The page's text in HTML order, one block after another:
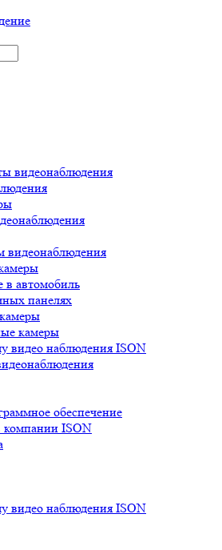
видеонаблюдения
видеонаблюдения
в автомобиль
панелях
камеры
видео наблюдения ISON
обеспечение
ISON
видео наблюдения ISON